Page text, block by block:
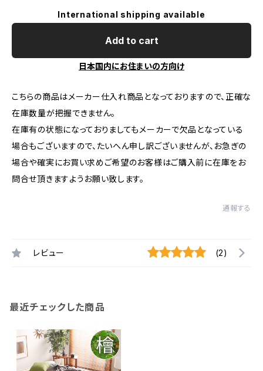
International shipping available
Add to cart
日本国内にお住まいの方向け
こちらの商品はメーカー仕入れ商品となっておりますので、正確な
在庫数量が把握できません。
在庫有の状態になっておりましてもメーカーで欠品となっている
場合もございますので、たいへん申し訳ございませんが、お急ぎの
場合や確実にお買い求めご希望のお客様はご購入前に在庫をお
問合せ頂きますようお願い致します。
通報する
レビュー (2)
最近チェックした商品